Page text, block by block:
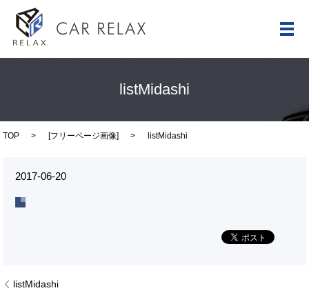
メ
listMidashi
TOP [フリーページ画像] listMidashi
2017-06-20
listMidashi